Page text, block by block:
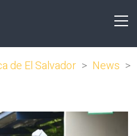
de El Salvador > News >